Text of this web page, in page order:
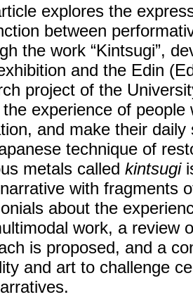
explores the
between
the work “Kintsugi”,
and the Edin
project of the
experience of
and make their
technique of
metals called kintsugi
with fragments
about the
work, a review
is proposed, and a
and art to challenge